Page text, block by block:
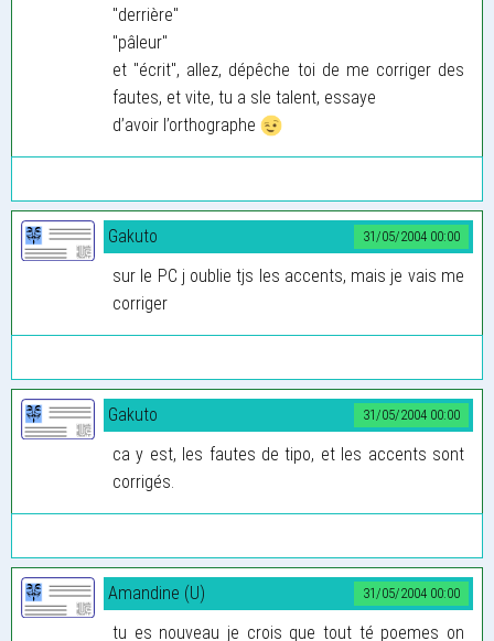
"derrière"
"pâleur"
et "écrit", allez, dépêche toi de me corriger des
fautes, et vite, tu a sle talent, essaye
d’avoir l’orthographe
31/05/2004 00:00
Gakuto
sur le PC j oublie tjs les accents, mais je vais me
corriger
31/05/2004 00:00
Gakuto
ca y est, les fautes de tipo, et les accents sont
corrigés.
31/05/2004 00:00
Amandine (U)
tu es nouveau je crois que tout té poemes on